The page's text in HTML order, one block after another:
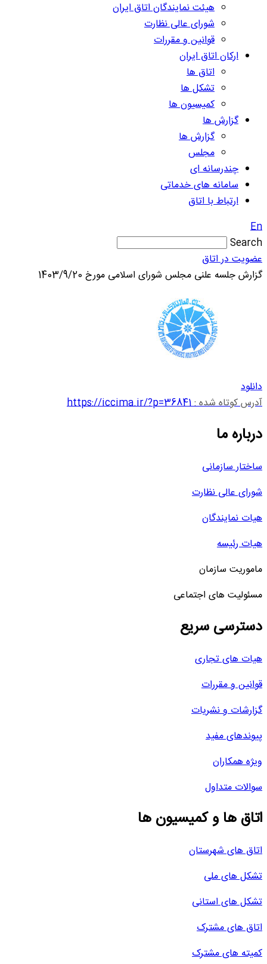
هیئت نمایندگان اتاق ایران
شورای عالی نظارت
قوانین و مقررات
ارکان اتاق ایران
اتاق ها
تشکل ها
کمیسیون ها
گزارش ها
گزارش ها
مجلس
چندرسانه ای
سامانه های خدماتی
ارتباط با اتاق
En
Search
عضویت در اتاق
گزارش جلسه علنی مجلس شورای اسلامی مورخ 1403/9/20
دانلود
آدرس کوتاه شده :https://iccima.ir/?p=36841
درباره ما
ساختار سازمانی
شورای عالی نظارت
هیات نمایندگان
هیات رئیسه
ماموریت سازمان
مسئولیت های اجتماعی
دسترسی سریع
هیات های تجاری
قوانین و مقررات
گزارشات و نشریات
پیوندهای مفید
ویژه همکاران
سوالات متداول
اتاق ها و کمیسیون ها
اتاق های شهرستان
تشکل های ملی
تشکل های استانی
اتاق های مشترک
کمیته های مشترک